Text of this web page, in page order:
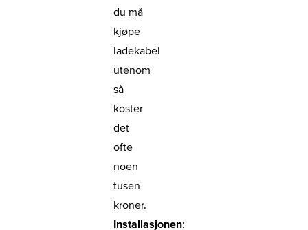
du må
kjøpe
ladekabel
utenom
så
koster
det
ofte
noen
tusen
kroner.
Installasjonen: